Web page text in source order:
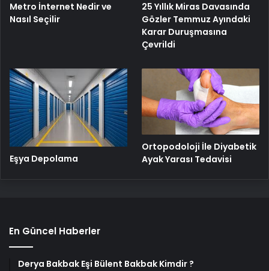
Metro İnternet Nedir ve
Nasıl Seçilir
25 Yıllık Miras Davasında
Gözler Temmuz Ayındaki
Karar Duruşmasına
Çevrildi
Eşya Depolama
Ortopodoloji İle Diyabetik
Ayak Yarası Tedavisi
En Güncel Haberler
Derya Bakbak Eşi Bülent Bakbak Kimdir ?